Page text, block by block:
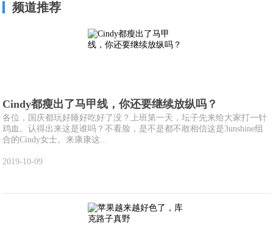
频道推荐
Cindy都瘦出了马甲线，你还要继续放纵吗？
各位，国庆都玩好睡好吃好了没？上班第一天，坛子先来给大家打一针
鸡血。认得出来这是谁吗？不看脸，是不是都不敢相信这是3unshine组
合的Cindy女士。来康康这...
2019-10-09